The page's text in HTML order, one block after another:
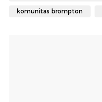
komunitas brompton